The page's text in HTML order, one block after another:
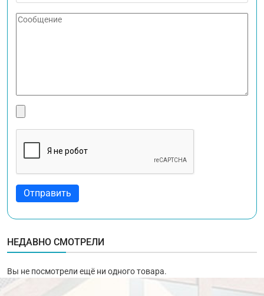
НЕДАВНО СМОТРЕЛИ
Вы не посмотрели ещё ни одного товара.